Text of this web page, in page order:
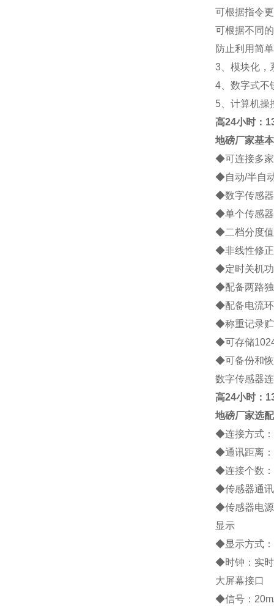
可根据指令
可根据不同
防止利用简
3、模块化，
4、数字式不
5、计算机操
高24小时：
地磅厂家基
◆可连接多
◆自动/半自
◆数字传感
◆单个传感
◆二档分度
◆非线性修
◆定时关机
◆配备两路
◆配备电流
◆称重记录
◆可存储
◆可备份和
数字传感器
高24小时：
地磅厂家选
◆连接方式：
◆通讯距离
◆连接个数：
◆传感器通
◆传感器电
显示
◆显示方式：
◆时钟：实
大屏幕接口
◆信号：